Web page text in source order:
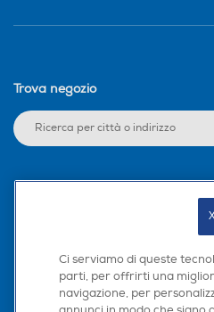
Trova negozio
Scarica la nostra app
Ci serviamo di queste
parti, per offrirti una
navigazione, per